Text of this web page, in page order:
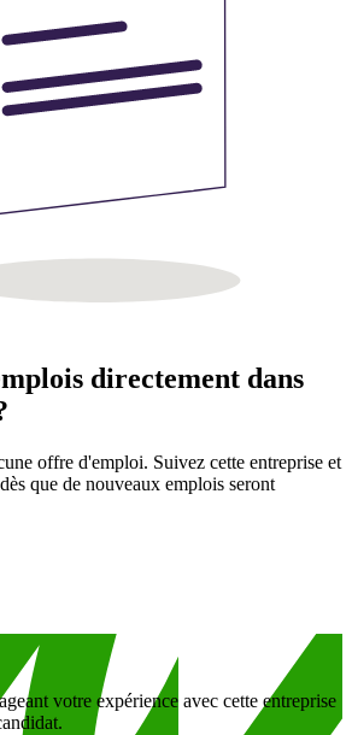
directement dans
offre d'emploi. Suivez cette entreprise et
que de nouveaux emplois seront
votre expérience avec cette entreprise